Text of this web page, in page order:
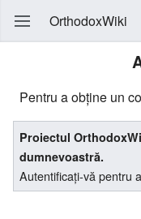
OrthodoxWiki
Pentru a obține un
Proiectul
dumnevoastră.
Autentificați-vă pentru